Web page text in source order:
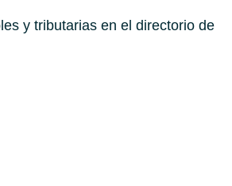
y tributarias en el directorio de